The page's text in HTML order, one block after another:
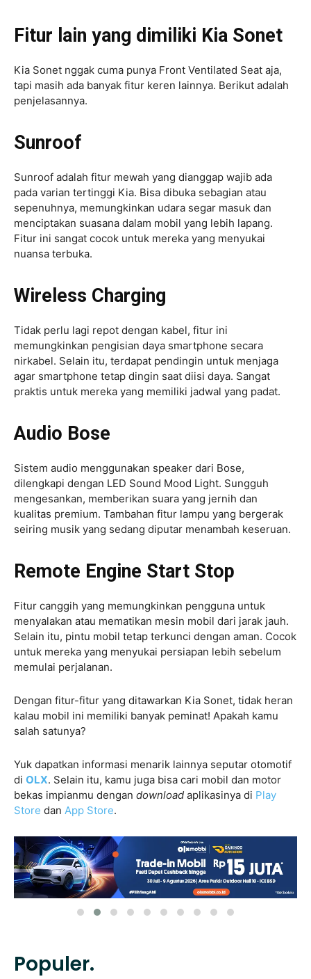
Fitur lain yang dimiliki Kia Sonet
Kia Sonet nggak cuma punya Front Ventilated Seat aja,
tapi masih ada banyak fitur keren lainnya. Berikut adalah
penjelasannya.
Sunroof
Sunroof adalah fitur mewah yang dianggap wajib ada
pada varian tertinggi Kia. Bisa dibuka sebagian atau
sepenuhnya, memungkinkan udara segar masuk dan
menciptakan suasana dalam mobil yang lebih lapang.
Fitur ini sangat cocok untuk mereka yang menyukai
nuansa terbuka.
Wireless Charging
Tidak perlu lagi repot dengan kabel, fitur ini
memungkinkan pengisian daya smartphone secara
nirkabel. Selain itu, terdapat pendingin untuk menjaga
agar smartphone tetap dingin saat diisi daya. Sangat
praktis untuk mereka yang memiliki jadwal yang padat.
Audio Bose
Sistem audio menggunakan speaker dari Bose,
dilengkapi dengan LED Sound Mood Light. Sungguh
mengesankan, memberikan suara yang jernih dan
kualitas premium. Tambahan fitur lampu yang bergerak
seiring musik yang sedang diputar menambah keseruan.
Remote Engine Start Stop
Fitur canggih yang memungkinkan pengguna untuk
menyalakan atau mematikan mesin mobil dari jarak jauh.
Selain itu, pintu mobil tetap terkunci dengan aman. Cocok
untuk mereka yang menyukai persiapan lebih sebelum
memulai perjalanan.
Dengan fitur-fitur yang ditawarkan Kia Sonet, tidak heran
kalau mobil ini memiliki banyak peminat! Apakah kamu
salah satunya?
Yuk dapatkan informasi menarik lainnya seputar otomotif
di OLX. Selain itu, kamu juga bisa cari mobil dan motor
bekas impianmu dengan download aplikasinya di Play
Store dan App Store.
Populer.